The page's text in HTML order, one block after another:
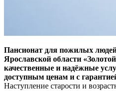
Пансионат для пожилых
Ярославской области
качественные и надёжные
доступным ценам и с
Наступление старости и